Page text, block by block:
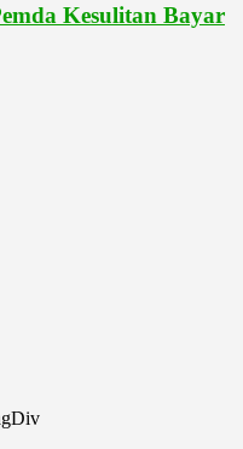
Kesulitan Bayar